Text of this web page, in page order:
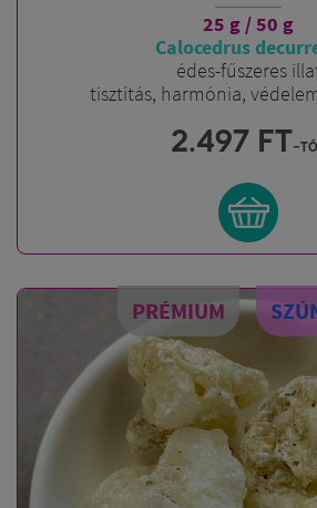
25 g / 50 g
Calocedrus
édes-fűszeres
tisztítás, harmónia,
2.497 FT-
PRÉMIUM